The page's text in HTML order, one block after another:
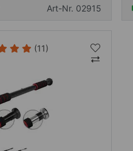
Art-Nr. 02915
(11)